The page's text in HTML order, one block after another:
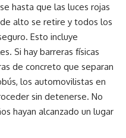
hasta que las luces rojas
alto se retire y todos los
Esto incluye
Si hay barreras físicas
de concreto que separan
los automovilistas en
sin detenerse. No
hayan alcanzado un lugar